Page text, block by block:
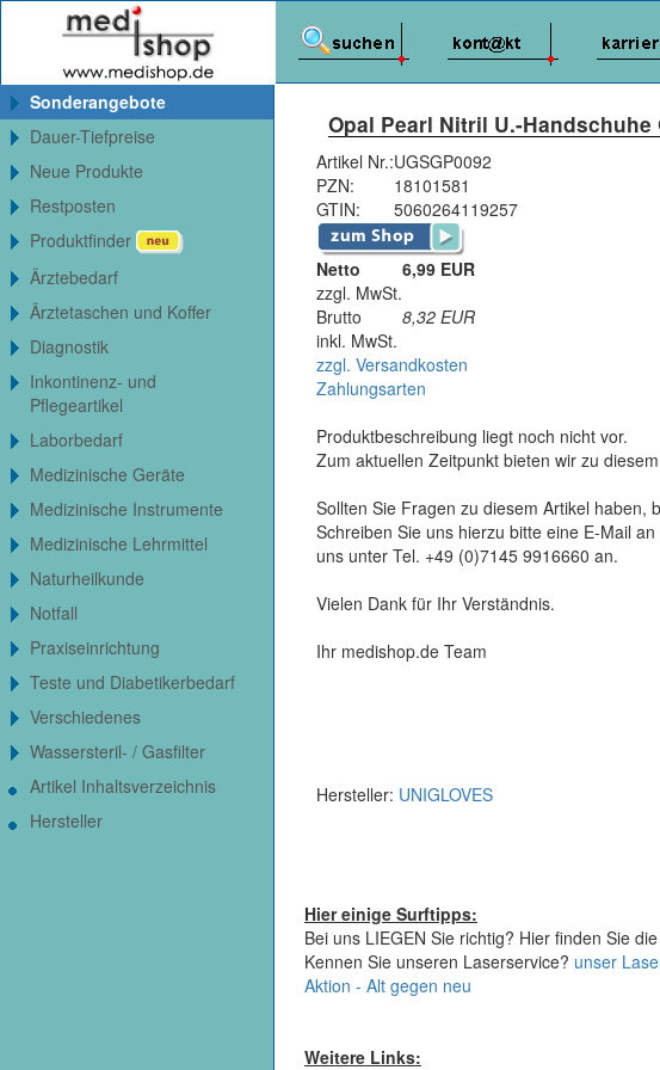
Opal Pearl Nitril U.-
Artikel Nr.:UGSGP0092
PZN:
18101581
GTIN:
5060264119257
Netto
6,99 EUR
zzgl. MwSt.
Brutto
8,32 EUR
inkl. MwSt.
zzgl. Versandkosten
Zahlungsarten
Produktbeschreibung liegt noch nicht vor.
Zum aktuellen Zeitpunkt bieten wir zu
Sollten Sie Fragen zu diesem Artikel haben,
Schreiben Sie uns hierzu bitte eine E-Mail
uns unter Tel. +49 (0)7145 9916660 an.
Vielen Dank für Ihr Verständnis.
Ihr medishop.de Team
Hersteller: UNIGLOVES
Hier einige Surftipps:
Bei uns LIEGEN Sie richtig? Hier finden Sie
Kennen Sie unseren Laserservice? unser
Aktion - Alt gegen neu
Weitere Links:
Sonderangebote
Dauer-Tiefpreise
Neue Produkte
Restposten
Produktfinder
Ärztebedarf
Ärztetaschen und Koffer
Diagnostik
Inkontinenz- und
Pflegeartikel
Laborbedarf
Medizinische Geräte
Medizinische Instrumente
Medizinische Lehrmittel
Naturheilkunde
Notfall
Praxiseinrichtung
Teste und Diabetikerbedarf
Verschiedenes
Wassersteril- / Gasfilter
Artikel Inhaltsverzeichnis
Hersteller